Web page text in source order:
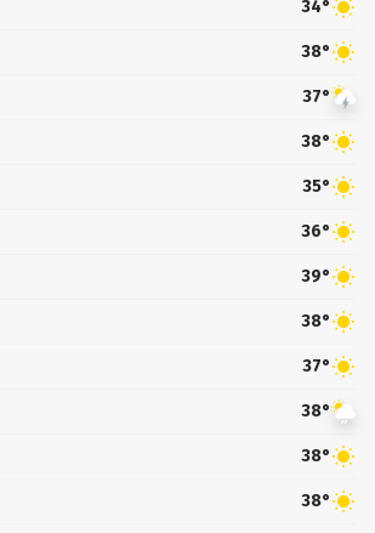
34°
38°
37°
38°
35°
36°
39°
38°
37°
38°
38°
38°